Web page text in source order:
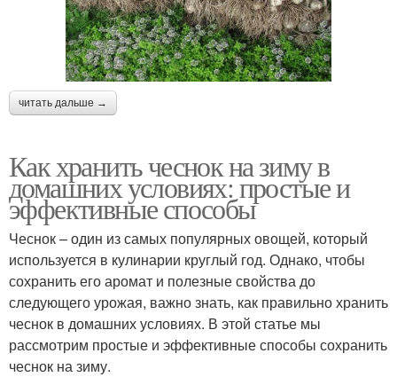
читать дальше →
Как хранить чеснок на зиму в
домашних условиях: простые и
эффективные способы
Чеснок – один из самых популярных овощей, который
используется в кулинарии круглый год. Однако, чтобы
сохранить его аромат и полезные свойства до
следующего урожая, важно знать, как правильно хранить
чеснок в домашних условиях. В этой статье мы
рассмотрим простые и эффективные способы сохранить
чеснок на зиму.